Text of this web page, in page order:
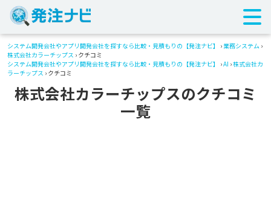
システム開発会社やアプリ開発会社を探すなら比較・見積もりの【発注ナビ】 › 業務システム ›
株式会社カラーチップス › クチコミ
システム開発会社やアプリ開発会社を探すなら比較・見積もりの【発注ナビ】
›AI ›株式会社カ
ラーチップス › クチコミ
株式会社カラーチップスのクチコミ
一覧